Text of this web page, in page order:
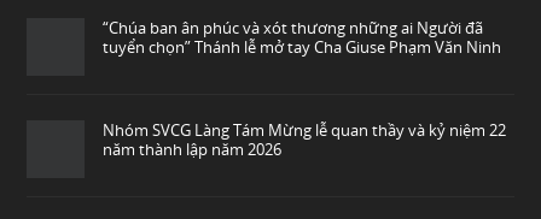
“Chúa ban ân phúc và xót thương những ai Người đã
tuyển chọn” Thánh lễ mở tay Cha Giuse Phạm Văn Ninh
Nhóm SVCG Làng Tám Mừng lễ quan thầy và kỷ niệm 22
năm thành lập năm 2026